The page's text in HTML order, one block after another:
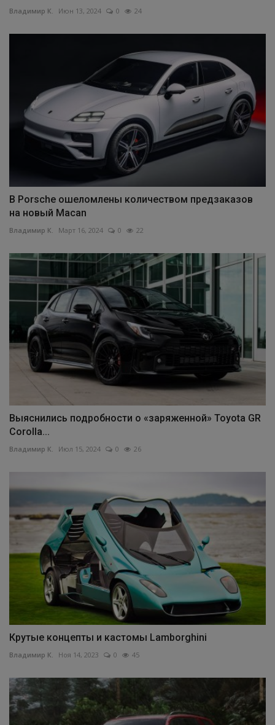
Владимир К. Июн 13, 2024 0 24
В Porsche ошеломлены количеством предзаказов
на новый Macan
Владимир К. Март 16, 2024 0 22
Выяснились подробности о «заряженной» Toyota GR
Corolla...
Владимир К. Июл 15, 2024 0 26
Крутые концепты и кастомы Lamborghini
Владимир К. Ноя 14, 2023 0 45